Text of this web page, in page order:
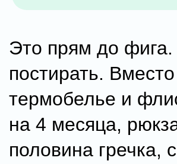
Это прям до
постирать.
термобелье и
на 4 месяца,
половина гречка,